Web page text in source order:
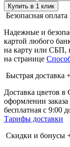
Купить в 1 клик
Безопасная оплата
Надежные и
картой любого
на карту или СБП,
на странице
Быстрая доставка
Доставка цветов в
оформлении
бесплатная с 9:00
Тарифы доставки
Скидки и бонусы